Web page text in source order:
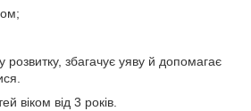
збагачує уяву й допомагає
віком від 3 років.